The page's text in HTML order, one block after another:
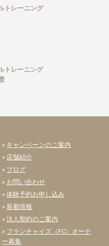
トレーニング
トレーニング
» キャンペーンのご案内
» 店舗紹介
» ブログ
» お問い合わせ
»体験予約お申し込み
» 新着情報
»法人契約のご案内
» フランチャイズ（FC）オーナ
ー募集